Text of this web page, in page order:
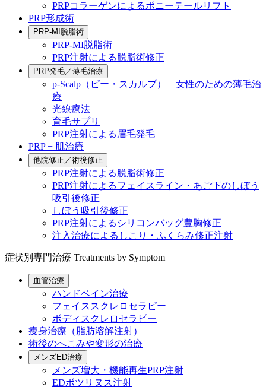
PRPコラーゲンによるポニーテールリフト
PRP形成術
PRP-MI脱脂術
PRP-MI脱脂術
PRP注射による脱脂術修正
PRP発毛／薄毛治療
p-Scalp（ピー・スカルプ） – 女性のための薄毛治
療
光線療法
育毛サプリ
PRP注射による眉毛発毛
PRP + 肌治療
他院修正／術後修正
PRP注射による脱脂術修正
PRP注射によるフェイスライン・あご下のしぼう
吸引後修正
しぼう吸引後修正
PRP注射によるシリコンバッグ豊胸修正
注入治療によるしこり・ふくらみ修正注射
症状別専門治療 Treatments by Symptom
血管治療
ハンドベイン治療
フェイススクレロセラピー
ボディスクレロセラピー
痩身治療（脂肪溶解注射）
術後のへこみや変形の治療
メンズED治療
メンズ増大・機能再生PRP注射
EDボツリヌス注射